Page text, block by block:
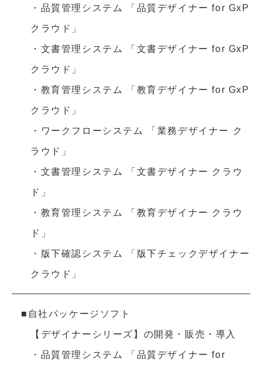
・品質管理システム 「品質デザイナー for GxP
クラウド」
・文書管理システム 「文書デザイナー for GxP
クラウド」
・教育管理システム 「教育デザイナー for GxP
クラウド」
・ワークフローシステム 「業務デザイナー ク
ラウド」
・文書管理システム 「文書デザイナー クラウ
ド」
・教育管理システム 「教育デザイナー クラウ
ド」
・版下確認システム 「版下チェックデザイナー
クラウド」
■自社パッケージソフト
【デザイナーシリーズ】の開発・販売・導入
・品質管理システム 「品質デザイナー for